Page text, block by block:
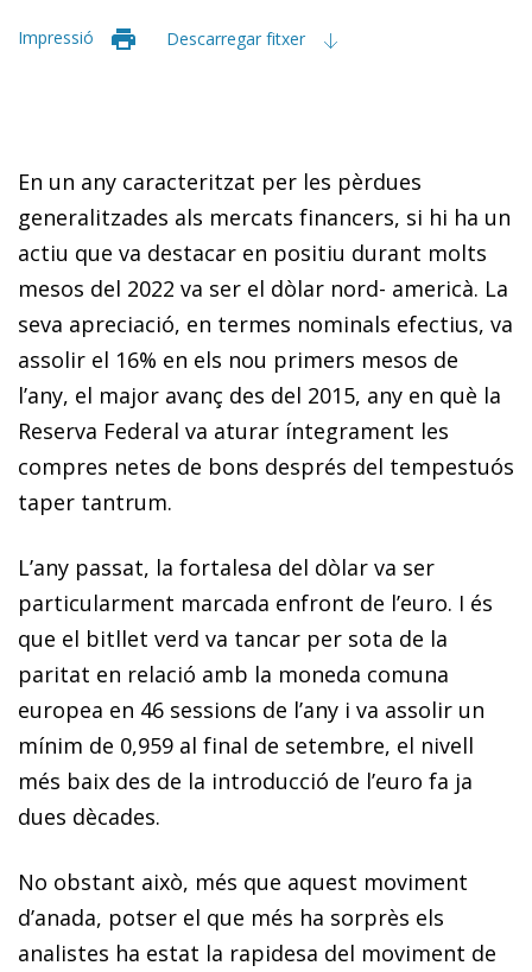
Impressió Descarregar fitxer
En un any caracteritzat per les pèrdues
generalitzades als mercats financers, si hi ha un
actiu que va destacar en po­­sitiu durant molts
mesos del 2022 va ser el dòlar nord- americà. La
seva apreciació, en termes nominals efectius, va
assolir el 16% en els nou primers mesos de
l’any, el major avanç des del 2015, any en què la
Reserva Federal va aturar íntegrament les
compres netes de bons després del tempestuós
taper tantrum.
L’any passat, la fortalesa del dòlar va ser
particularment marcada enfront de l’euro. I és
que el bitllet verd va tancar per sota de la
paritat en relació amb la moneda comuna
europea en 46 sessions de l’any i va assolir un
mínim de 0,959 al final de setembre, el nivell
més baix des de la in­­troducció de l’euro fa ja
dues dècades.
No obstant això, més que aquest moviment
d’anada, potser el que més ha sorprès els
analistes ha estat la rapidesa del moviment de